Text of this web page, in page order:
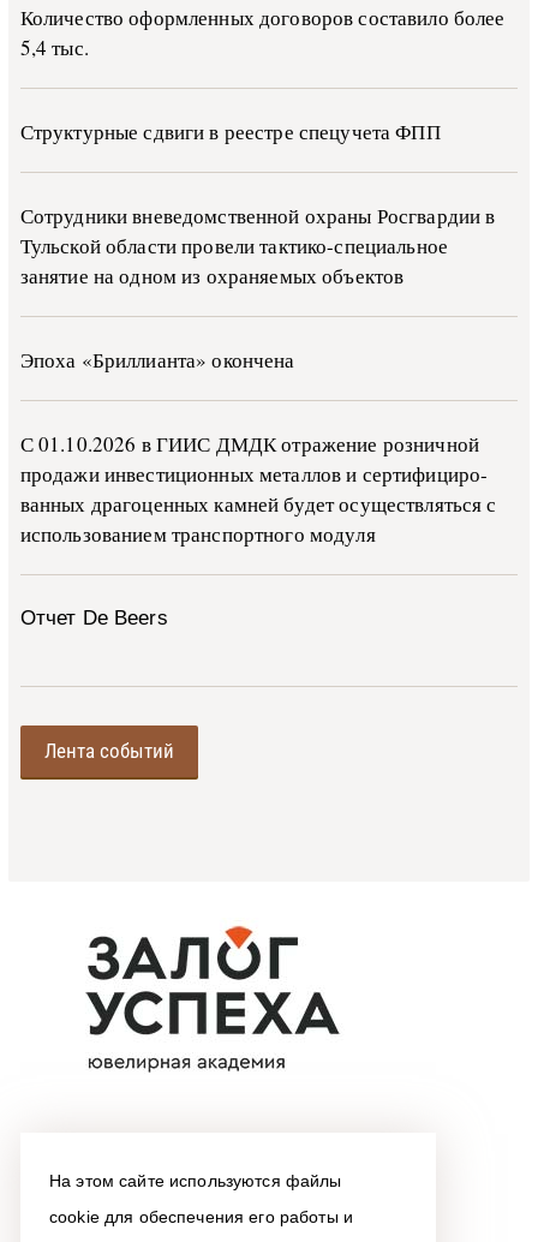
На этом сайте используются файлы
cookie для обеспечения его работы и
Количество оформленных договоров составило более
5,4 тыс.
Структурные сдвиги в реестре спецучета ФПП
Сотрудники вневедомственной охраны Росгвардии в
Тульской области провели тактико-специальное
занятие на одном из охраняемых объектов
Эпоха «Бриллианта» окончена
С 01.10.2026 в ГИИС ДМДК от­ра­же­ние роз­ни­ч­ной
про­да­жи ин­ве­сти­ци­он­ных ме­тал­лов и сер­ти­фи­ци­ро­
ван­ных дра­го­цен­ных ка­м­ней бу­дет осу­ще­ств­лять­ся с
ис­поль­зо­ва­ни­ем тран­с­пор­т­но­го мо­ду­ля
Отчет De Beers
Лента событий